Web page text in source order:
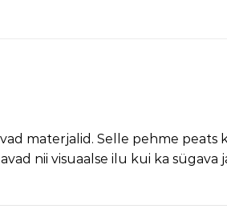
materjalid. Selle pehme peats
nii visuaalse ilu kui ka sügava